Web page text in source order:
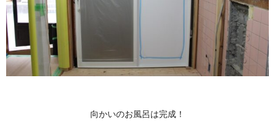
向かいのお風呂は完成！